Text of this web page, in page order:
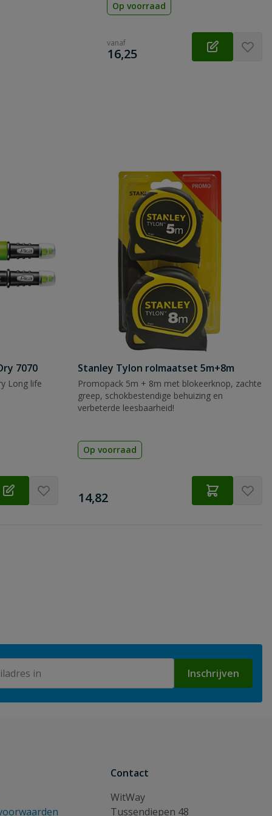
Op voorraad
vanaf
€
16,25
7070
Long life
Stanley Tylon rolmaatset 5m+8m
Promopack 5m + 8m met blokeerknop, zachte
greep, schokbestendige behuizing en
verbeterde leesbaarheid!
Op voorraad
€
14,82
Inschrijven
Contact
WitWay
Tussendiepen 48